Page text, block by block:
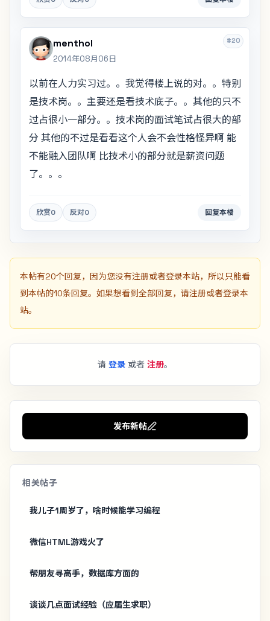
#20
menthol
2014年08月06日
以前在人力实习过。。我觉得楼上说的对。。特别
是技术岗。。主要还是看技术底子。。其他的只不
过占很小一部分。。技术岗的面试笔试占很大的部
分 其他的不过是看看这个人会不会性格怪异啊 能
不能融入团队啊 比技术小的部分就是薪资问题
了。。。
欣赏0 反对0 回复本楼
本帖有20个回复，因为您没有注册或者登录本站，所以只能看
到本帖的10条回复。如果想看到全部回复，请注册或者登录本
站。
请 登录 或者 注册。
发布新帖
相关帖子
我儿子1周岁了，啥时候能学习编程
微信HTML游戏火了
帮朋友寻高手，数据库方面的
谈谈几点面试经验（应届生求职）